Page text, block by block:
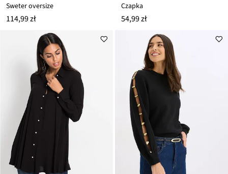
Sweter oversize
114,99 zł
Czapka
54,99 zł